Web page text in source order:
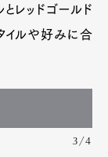
とレッドゴールド
イルや好みに合
3/4